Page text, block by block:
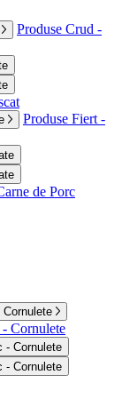
Produse Crud -
Produse Fiert -
de Porc
Cornulete
- Cornulete
- Cornulete